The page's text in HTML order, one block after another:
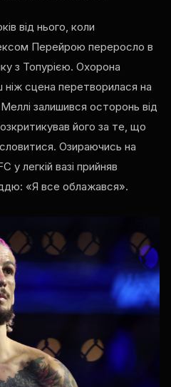
від нього, коли
Перейрою переросло в
з Топурією. Охорона
ніж сцена перетворилася на
залишився осторонь від
його за те, що
Озираючись на
у легкій вазі прийняв
«Я все облажався».